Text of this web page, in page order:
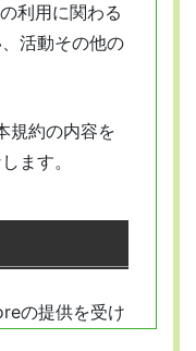
利用に関わる
活動その他の
規約の内容を
ます。
の提供を受け